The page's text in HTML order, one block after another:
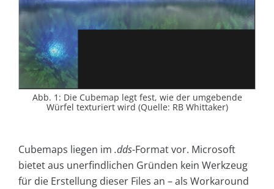
Abb. 1: Die Cubemap legt fest, wie der umgebende
Würfel texturiert wird (Quelle: RB Whittaker)
Cubemaps liegen im .dds-Format vor. Microsoft
bietet aus unerfindlichen Gründen kein Werkzeug
für die Erstellung dieser Files an – als Workaround